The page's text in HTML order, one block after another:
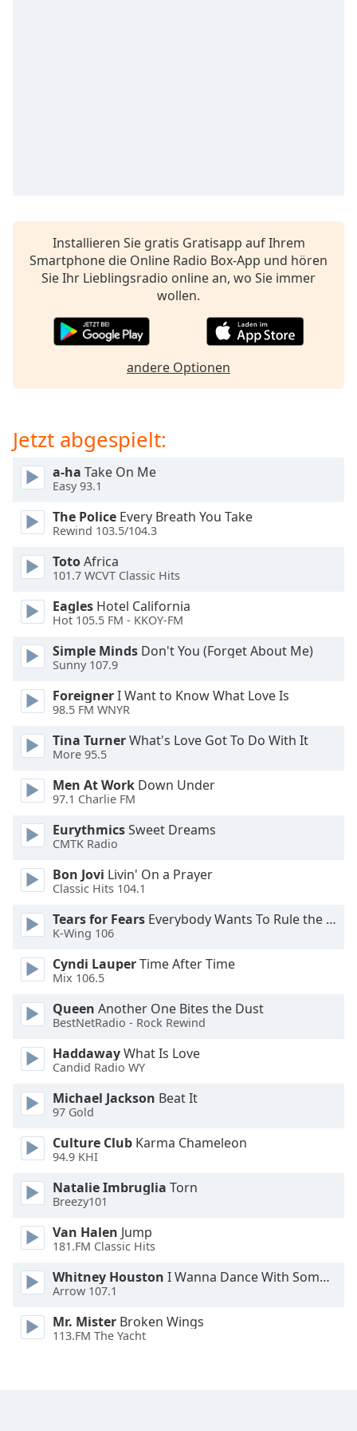
descriptions
off,
selected
subtitles
subtitles
subtitles
selected
Audio
Track
in-
Picture
modal
Beginning
dialog
Escape
cancel
window.
Background
Color
Area
Background
Opacity
Font
Installieren Sie gratis Gratisapp auf Ihrem
Smartphone die Online Radio Box-App und hören
Sie Ihr Lieblingsradio online an, wo Sie immer
wollen.
andere Optionen
Jetzt abgespielt:
a-ha Take On Me
Easy 93.1
The Police Every Breath You Take
Rewind 103.5/104.3
TotoAfrica
101.7 WCVT Classic Hits
Eagles Hotel California
Hot 105.5 FM - KKOY-FM
Simple Minds Don't You (Forget About Me)
Sunny 107.9
ForeignerI Want to Know What Love Is
98.5 FM WNYR
Tina TurnerWhat's Love Got To Do With It
More 95.5
Men At Work Down Under
97.1 Charlie FM
EurythmicsSweet Dreams
CMTK Radio
Bon Jovi Livin' On a Prayer
Classic Hits 104.1
Tears for Fears Everybody Wants To Rule the World
K-Wing 106
Cyndi LauperTime After Time
Mix 106.5
Queen Another One Bites the Dust
BestNetRadio - Rock Rewind
HaddawayWhat Is Love
Candid Radio WY
Michael Jackson Beat It
97 Gold
Culture Club Karma Chameleon
94.9 KHI
Natalie Imbruglia Torn
Breezy101
Van Halen Jump
181.FM Classic Hits
Whitney Houston I Wanna Dance With Somebody
Arrow 107.1
Mr. Mister Broken Wings
113.FM The Yacht